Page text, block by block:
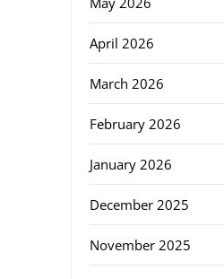
April 2026
March 2026
February 2026
January 2026
December 2025
November 2025